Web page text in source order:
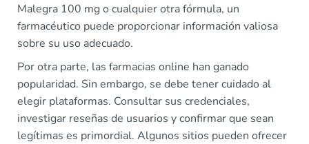
Malegra 100 mg o cualquier otra fórmula, un
farmacéutico puede proporcionar información valiosa
sobre su uso adecuado.
Por otra parte, las farmacias online han ganado
popularidad. Sin embargo, se debe tener cuidado al
elegir plataformas. Consultar sus credenciales,
investigar reseñas de usuarios y confirmar que sean
legítimas es primordial. Algunos sitios pueden ofrecer